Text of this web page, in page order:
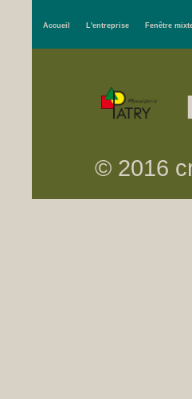
Accueil L'entreprise Fenêtre
© 2016